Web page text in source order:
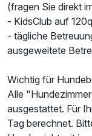
(fragen Sie direkt
- KidsClub auf
- tägliche
ausgeweitete
Wichtig für
Alle
ausgestattet. Für
Tag berechnet.